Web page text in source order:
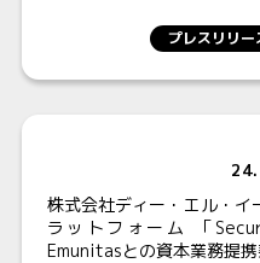
プレスリリー
株式会社ディー・エル・イ
ラットフォーム 「
Emunitasとの資本業務提